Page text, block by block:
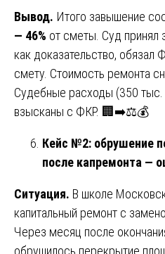
Вывод. Итого завышение
— 46% от сметы. Суд принял
как доказательство, обязал
смету. Стоимость ремонта
Судебные расходы (350 тыс.
взысканы с ФКР. 🏢➡️⚖️💰
Кейс №2: обрушение
после капремонта —
Ситуация. В школе
капитальный ремонт с
Через месяц после
обрушилось перекрытие